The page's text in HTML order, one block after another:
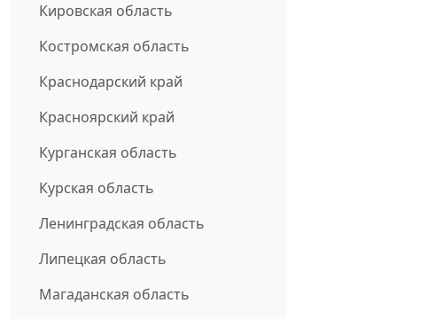
Кировская область
Костромская область
Краснодарский край
Красноярский край
Курганская область
Курская область
Ленинградская область
Липецкая область
Магаданская область